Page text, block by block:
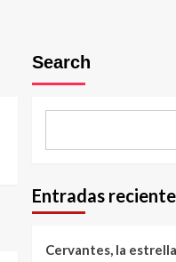
Search
Entradas
Cervantes, la